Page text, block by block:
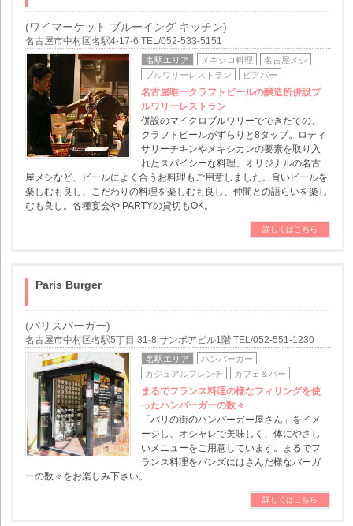
(ワイマーケット ブルーイング キッチン)
名古屋市中村区名駅4-17-6 TEL/052-533-5151
名駅エリア メキシコ料理
名古屋メシ
ブルワリーレストラン
ビアバー
名古屋唯一クラフトビールの醸造所併設ブ
ルワリーレストラン
併設のマイクロブルワリーでできたての、
クラフトビールがずらりと8タップ。ロティ
サリーチキンやメキシカンの要素を取り入
れたスパイシーな料理、オリジナルの名古
屋メシなど、ビールによく合うお料理もご用意しました。旨いビールを
楽しむも良し、こだわりの料理を楽しむも良し、仲間との語らいを楽し
むも良し。各種宴会や PARTYの貸切もOK。
詳しくはこちら
Paris Burger
(パリスバーガー)
名古屋市中村区名駅5丁目 31-8 サンボアビル1階 TEL/052-551-1230
名駅エリア
ハンバーガー
カジュアルフレンチ
カフェ＆バー
まるでフランス料理の様なフィリングを使
ったハンバーガーの数々
「パリの街のハンバーガー屋さん」をイメ
ージし、オシャレで美味しく、体にやさし
いメニューをご用意しています。まるでフ
ランス料理をバンズにはさんだ様なバーガ
ーの数々をお楽しみ下さい。
詳しくはこちら